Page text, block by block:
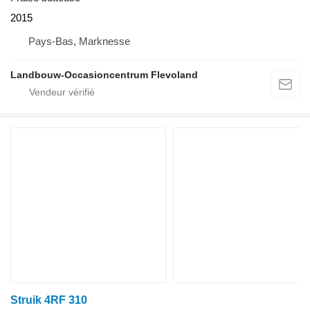
2015
Pays-Bas, Marknesse
Landbouw-Occasioncentrum Flevoland
Struik 4RF 310